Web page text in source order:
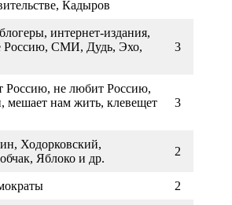
Кадыров
интернет-издания,
Россию, СМИ, Дудь, Эхо,
3
Россию, не любит Россию,
мешает нам жить, клевещет
3
Ходорковский,
Яблоко и др.
2
2